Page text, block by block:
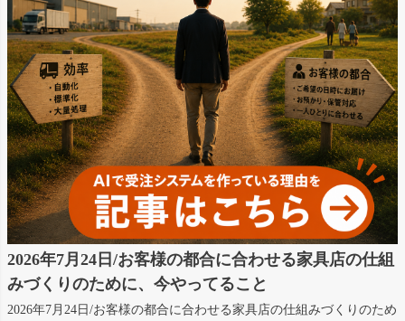
2026年7月24日/お客様の都合に合わせる家具店の仕組
みづくりのために、今やってること
2026年7月24日/お客様の都合に合わせる家具店の仕組みづくりのため